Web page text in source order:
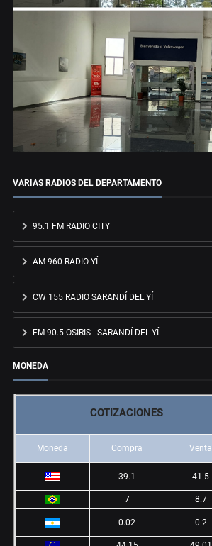
VARIAS RADIOS DEL DEPARTAMENTO
95.1 FM RADIO CITY
AM 960 RADIO YÍ
CW 155 RADIO SARANDÍ DEL YÍ
FM 90.5 OSIRIS - SARANDÍ DEL YÍ
MONEDA
COTIZACIONES
Moneda Compra Venta
39.1 41.5
7 8.7
0.02 0.2